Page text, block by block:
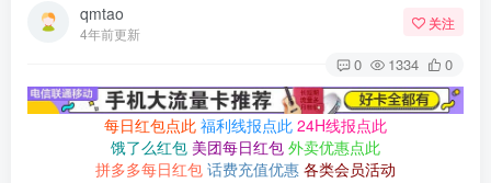
qmtao
4年前更新
关注
0 1334 0
每日红包点此 福利线报点此 24H线报点此
饿了么红包 美团每日红包 外卖优惠点此
拼多多每日红包 话费充值优惠 各类会员活动